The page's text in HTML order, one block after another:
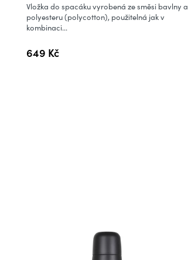
649 Kč
Vložka do spacáku vyrobená ze směsi bavlny a
polyesteru (polycotton), použitelná jak v
kombinaci...